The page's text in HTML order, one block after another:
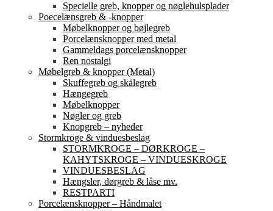
Specielle greb, knopper og nøglehulsplader
Poecelænsgreb & -knopper
Møbelknopper og bøjlegreb
Porcelænsknopper med metal
Gammeldags porcelænsknopper
Ren nostalgi
Møbelgreb & knopper (Metal)
Skuffegreb og skålegreb
Hængegreb
Møbelknopper
Nøgler og greb
Knopgreb – nyheder
Stormkroge & vinduesbeslag
STORMKROGE – DØRKROGE –
KAHYTSKROGE – VINDUESKROGE
VINDUESBESLAG
Hængsler, dørgreb & låse mv.
RESTPARTI
Porcelænsknopper – Håndmalet